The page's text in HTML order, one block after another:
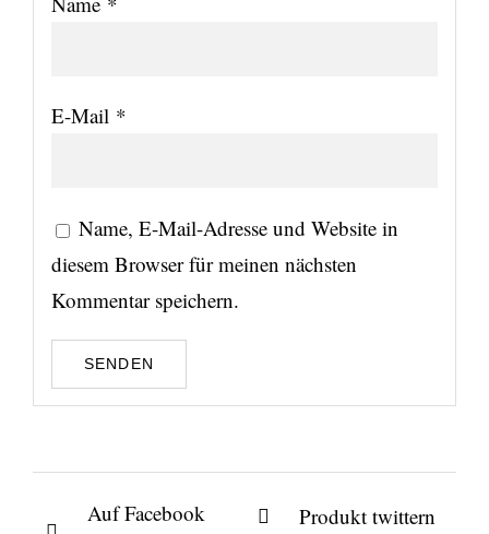
E-Mail *
Name, E-Mail-Adresse und Website in
diesem Browser für meinen nächsten
Kommentar speichern.
Auf Facebook
Produkt twittern